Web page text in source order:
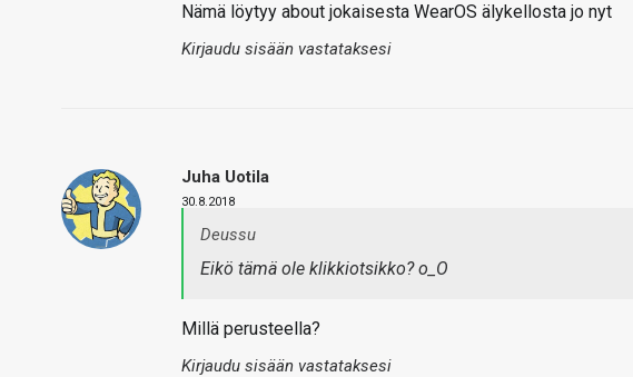
Nämä löytyy about jokaisesta WearOS älykellosta jo nyt
Kirjaudu sisään vastataksesi
Juha Uotila
30.8.2018
Deussu
Eikö tämä ole klikkiotsikko? o_O
Millä perusteella?
Kirjaudu sisään vastataksesi